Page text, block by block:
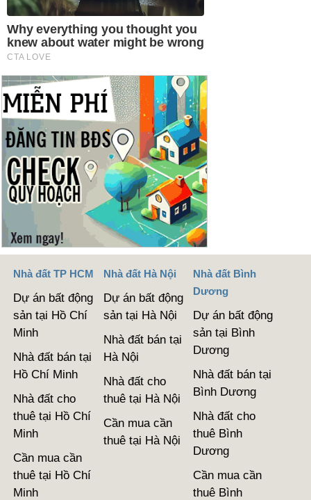
Nhà đất TP HCM
Dự án bất động
sản tại Hồ Chí
Minh
Nhà đất bán tại
Hồ Chí Minh
Nhà đất cho
thuê tại Hồ Chí
Minh
Cần mua cần
thuê tại Hồ Chí
Minh
Nhà đất Hà Nội
Dự án bất động
sản tại Hà Nội
Nhà đất bán tại
Hà Nội
Nhà đất cho
thuê tại Hà Nội
Cần mua cần
thuê tại Hà Nội
Nhà đất Bình
Dương
Dự án bất động
sản tại Bình
Dương
Nhà đất bán tại
Bình Dương
Nhà đất cho
thuê Bình
Dương
Cần mua cần
thuê Bình